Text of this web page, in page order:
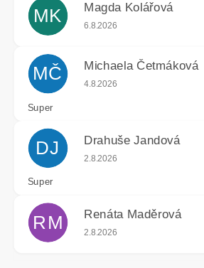
MK Magda Kolářová
Hodnocení obchodu je 5 z 5
6.8.2026
MČ Michaela Četmáková
Hodnocení obchodu je 5 z 5
4.8.2026
Super
DJ Drahuše Jandová
Hodnocení obchodu je 5 z 5
2.8.2026
Super
RM Renáta Maděrová
Hodnocení obchodu je 5 z 5
2.8.2026